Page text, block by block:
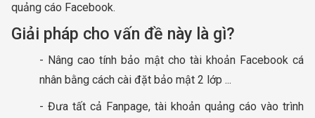
quảng cáo Facebook.
Giải pháp cho vấn đề này là gì?
- Nâng cao tính bảo mật cho tài khoản Facebook cá
nhân bằng cách cài đặt bảo mật 2 lớp ...
- Đưa tất cả Fanpage, tài khoản quảng cáo vào trình